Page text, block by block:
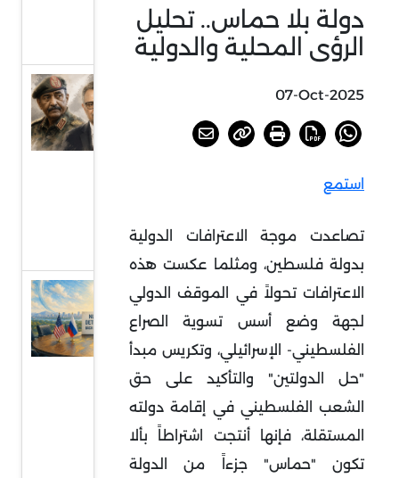
دولة بلا حماس.. تحليل
الرؤى المحلية والدولية
07-Oct-2025
استمع
تصاعدت موجة الاعترافات الدولية
بدولة فلسطين، ومثلما عكست هذه
الاعترافات تحولاً في الموقف الدولي
لجهة وضع أسس تسوية الصراع
الفلسطيني- الإسرائيلي، وتكريس مبدأ
"حل الدولتين" والتأكيد على حق
الشعب الفلسطيني في إقامة دولته
المستقلة، فإنها أنتجت اشتراطاً بألا
تكون "حماس" جزءاً من الدولة
بجنوب
إفريقيا
الدولي
عودة
الحديث
عن
الردع
النووي
إلى
واجهة